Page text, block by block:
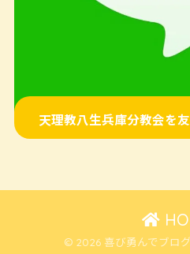
天理教八生兵庫分教会を
© 2026 喜び勇んでブロ